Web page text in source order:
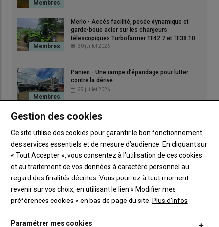
Merlo - Accès facilité, pesée dynamique et
garde-boue acier sur les chargeurs
télescopiques Turbofarmer TF42.7 et TF38.10
30 juillet 2026
Panien - Une rampe d’épandage pour lutter
contre la dérive
29 juillet 2026
Gestion des cookies
Ce site utilise des cookies pour garantir le bon fonctionnement
des services essentiels et de mesure d’audience. En cliquant sur
« Tout Accepter », vous consentez à l’utilisation de ces cookies
et au traitement de vos données à caractère personnel au
regard des finalités décrites. Vous pourrez à tout moment
revenir sur vos choix, en utilisant le lien « Modifier mes
préférences cookies » en bas de page du site. Plus d'infos
Paramétrer mes cookies